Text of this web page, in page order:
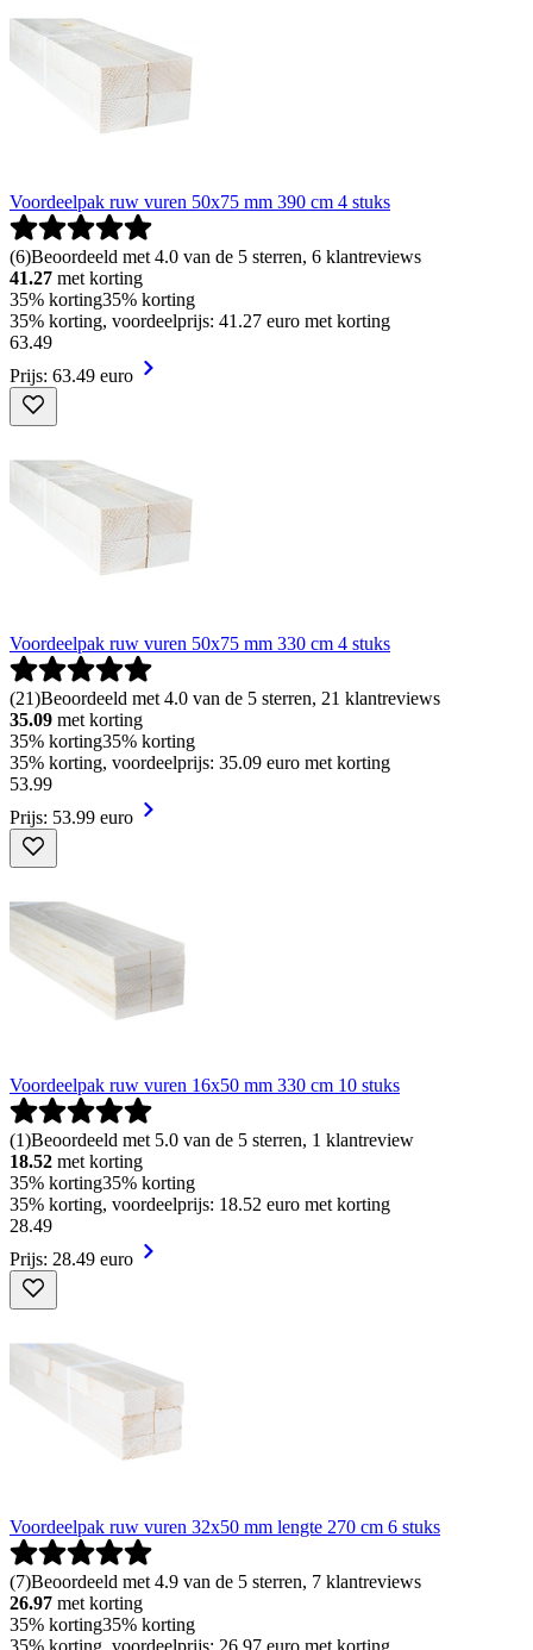
Voordeelpak ruw vuren 50x75 mm 390 cm 4 stuks
(6)Beoordeeld met 4.0 van de 5 sterren, 6 klantreviews
41.27 met korting
35% korting35% korting
35% korting, voordeelprijs: 41.27 euro met korting
63.49
Prijs: 63.49 euro
Voordeelpak ruw vuren 50x75 mm 330 cm 4 stuks
(21)Beoordeeld met 4.0 van de 5 sterren, 21 klantreviews
35.09 met korting
35% korting35% korting
35% korting, voordeelprijs: 35.09 euro met korting
53.99
Prijs: 53.99 euro
Voordeelpak ruw vuren 16x50 mm 330 cm 10 stuks
(1)Beoordeeld met 5.0 van de 5 sterren, 1 klantreview
18.52 met korting
35% korting35% korting
35% korting, voordeelprijs: 18.52 euro met korting
28.49
Prijs: 28.49 euro
Voordeelpak ruw vuren 32x50 mm lengte 270 cm 6 stuks
(7)Beoordeeld met 4.9 van de 5 sterren, 7 klantreviews
26.97 met korting
35% korting35% korting
35% korting, voordeelprijs: 26.97 euro met korting